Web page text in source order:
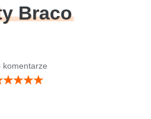
Braco
komentarze